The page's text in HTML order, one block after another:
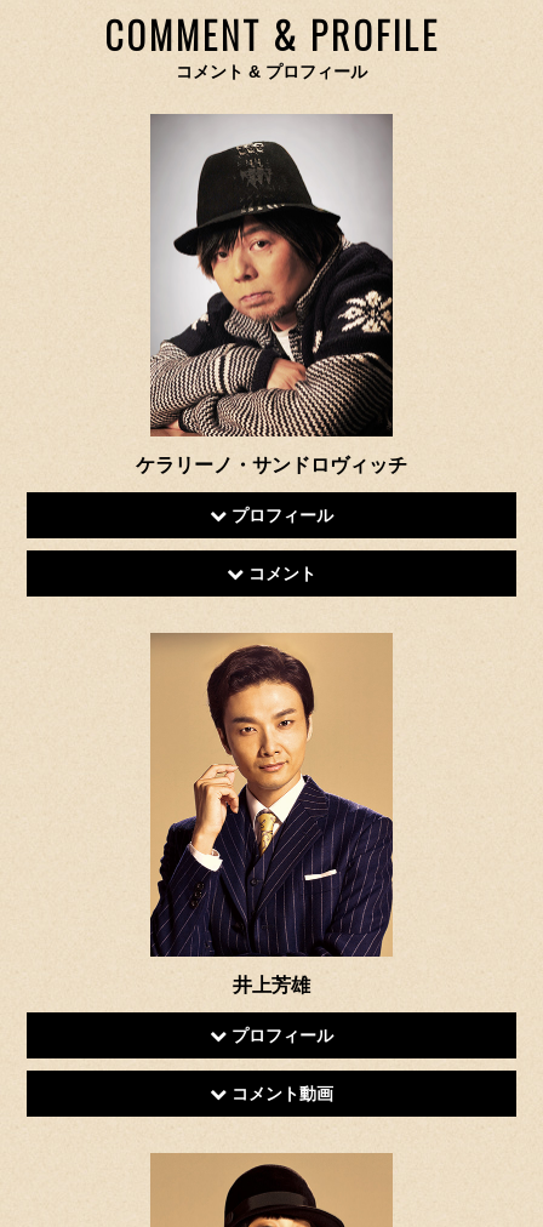
COMMENT & PROFILE
コメント & プロフィール
ケラリーノ・サンドロヴィッチ
プロフィール
コメント
井上芳雄
プロフィール
コメント動画